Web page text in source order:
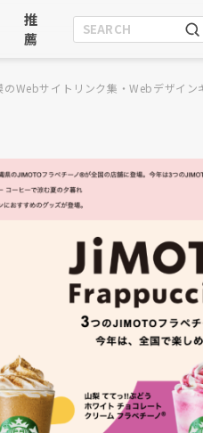
推
薦
Webサイトリンク集・Webデザイン